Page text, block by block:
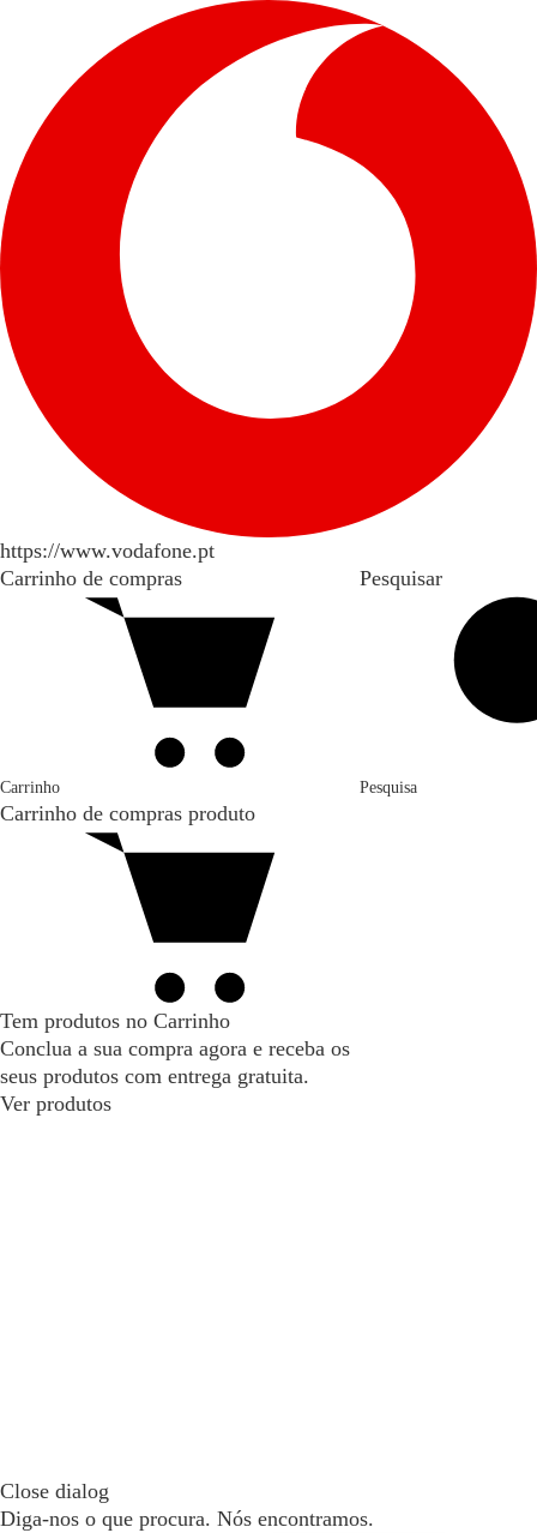
https://www.vodafone.pt
Carrinho de compras
Carrinho
Carrinho de compras produto
Tem produtos no Carrinho
Conclua a sua compra agora e receba os
seus produtos com entrega gratuita.
Ver produtos
Pesquisar
Pesquisa
Close dialog
Diga-nos o que procura. Nós encontramos.